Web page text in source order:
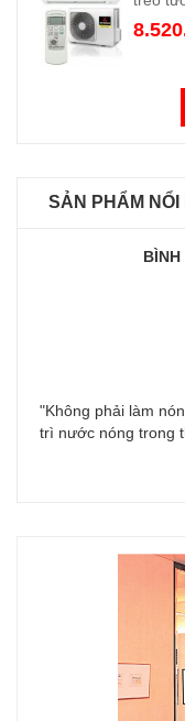
SẢN PHẨM NỔI
BÌNH
"Không phải làm
trì nước nóng trong